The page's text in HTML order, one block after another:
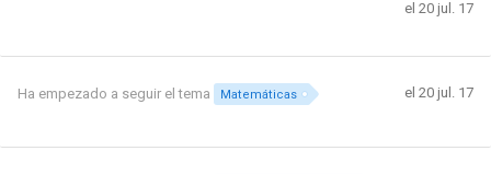
el 20 jul. 17
Ha empezado a seguir el tema Matemáticas el 20 jul. 17